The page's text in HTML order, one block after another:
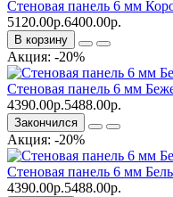
Стеновая панель 6 мм
5120.00р.6400.00р.
В корзину
Акция: -20%
Стеновая панель 6 мм
4390.00р.5488.00р.
Закончился
Акция: -20%
Стеновая панель 6 мм
4390.00р.5488.00р.